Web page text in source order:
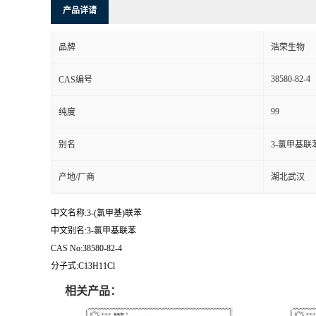
产品详请
品牌 浩荣生物
CAS编号 38580-82-4
纯度 99
别名 3-氯甲基联
产地/厂商 湖北武汉
中文名称:3-(氯甲基)联苯
中文别名:3-氯甲基联苯
CAS No:38580-82-4
分子式:C13H11Cl
相关产品：